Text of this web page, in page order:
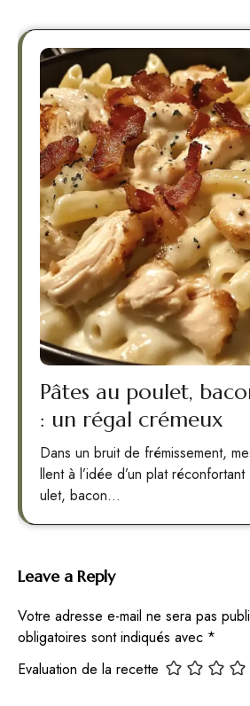
Pâtes au poulet,
: un régal crémeux
Dans un bruit de frémissement, mes papilles se révei
llent à l’idée d’un plat
ulet, bacon…
Leave a Reply
Votre adresse e-mail ne sera pas
obligatoires sont indiqués avec *
Evaluation de la recette